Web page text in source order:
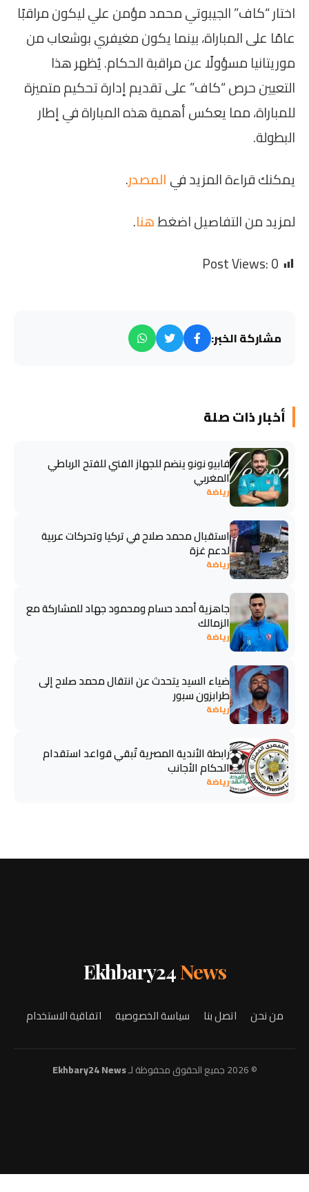
اختار “كاف” الجيبوتي محمد مؤمن علي ليكون مراقبًا
عامًا على المباراة، بينما يكون مغيفري بوشعاب من
موريتانيا مسؤولًا عن مراقبة الحكام. يُظهر هذا
التعيين حرص “كاف” على تقديم إدارة تحكيم متميزة
للمباراة، مما يعكس أهمية هذه المباراة في إطار
البطولة.
يمكنك قراءة المزيد فيالمصدر.
لمزيد من التفاصيل اضغطهنا.
Post Views:0
مشاركة الخبر:
أخبار ذات صلة
فابيو نونو ينضم للجهاز الفني للفتح الرباطي
المغربي
رياضة
استقبال محمد صلاح في تركيا وتحركات عربية
لدعم غزة
رياضة
جاهزية أحمد حسام ومحمود جهاد للمشاركة مع
الزمالك
رياضة
ضياء السيد يتحدث عن انتقال محمد صلاح إلى
طرابزون سبور
رياضة
رابطة الأندية المصرية تُبقي قواعد استقدام
الحكام الأجانب
رياضة
Ekhbary24News
من نحن اتصل بنا سياسة الخصوصية اتفاقية الاستخدام
© 2026 جميع الحقوق محفوظة لـ Ekhbary24 News